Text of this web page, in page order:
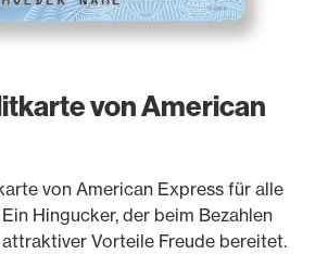
von American
von American Express für alle
Hingucker, der beim Bezahlen
Vorteile Freude bereitet.